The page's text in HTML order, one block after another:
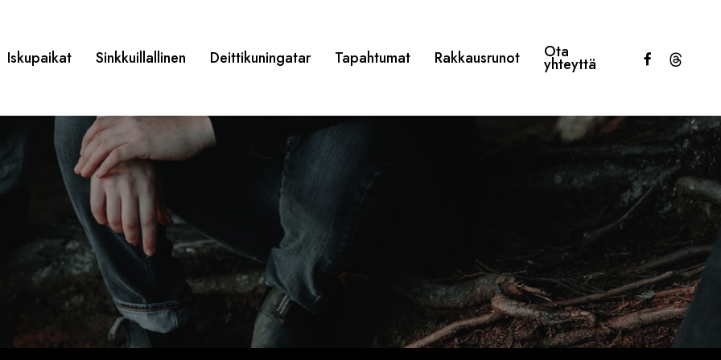
Iskupaikat Sinkkuillallinen Deittikuningatar Tapahtumat Rakkausrunot Ota
yhteyttä facebookthreads